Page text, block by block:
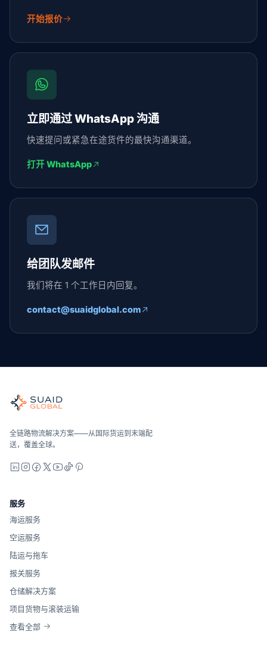
开始报价
立即通过 WhatsApp 沟通
快速提问或紧急在途货件的最快沟通渠道。
打开 WhatsApp
给团队发邮件
我们将在 1 个工作日内回复。
contact@suaidglobal.com
全球海运、空运、陆运、海关和仓储的独立货运协调者。运营
海洋、空中和地面——与运营商无关地进行比较，全面报价，
Suaid Global不出售运营商运力。每条航线都会与海运、空运
全链路物流解决方案——从国际货运到末端配
送，覆盖全球。
LinkedIn
Instagram
Facebook
X YouTube
TikTok
服务
海运服务
空运服务
陆运与拖车
报关服务
仓储解决方案
项目货物与滚装运输
查看全部